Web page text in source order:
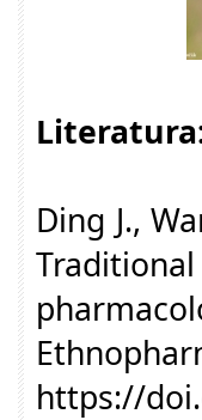
Ding J.,
https://